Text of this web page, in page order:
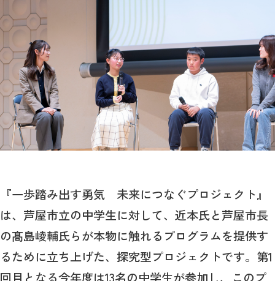
『一歩踏み出す勇気 未来につなぐプロジェクト』
は、芦屋市立の中学生に対して、近本氏と芦屋市長
の髙島崚輔氏らが本物に触れるプログラムを提供す
るために立ち上げた、探究型プロジェクトです。第1
回目となる今年度は13名の中学生が参加し、このプ